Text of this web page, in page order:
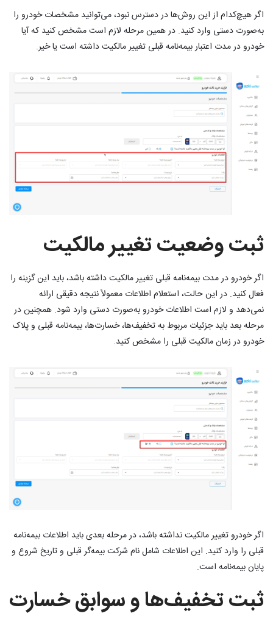
اگر هیچ‌کدام از این روش‌ها در دسترس نبود، می‌توانید مشخصات خودرو را
به‌صورت دستی وارد کنید. در همین مرحله لازم است مشخص کنید که آیا
خودرو در مدت اعتبار بیمه‌نامه قبلی تغییر مالکیت داشته است یا خیر.
ثبت وضعیت تغییر مالکیت
اگر خودرو در مدت بیمه‌نامه قبلی تغییر مالکیت داشته باشد، باید این گزینه را
فعال کنید. در این حالت، استعلام اطلاعات معمولاً نتیجه دقیقی ارائه
نمی‌دهد و لازم است اطلاعات خودرو به‌صورت دستی وارد شود. همچنین در
مرحله بعد باید جزئیات مربوط به تخفیف‌ها، خسارت‌ها، بیمه‌نامه قبلی و پلاک
خودرو در زمان مالکیت قبلی را مشخص کنید.
اگر خودرو تغییر مالکیت نداشته باشد، در مرحله بعدی باید اطلاعات بیمه‌نامه
قبلی را وارد کنید. این اطلاعات شامل نام شرکت بیمه‌گر قبلی و تاریخ شروع و
پایان بیمه‌نامه است.
ثبت تخفیف‌ها و سوابق خسارت